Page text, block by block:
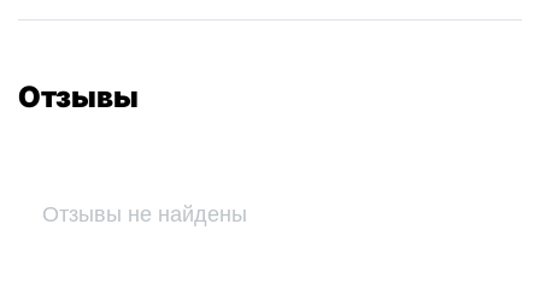
Отзывы
Отзывы не найдены